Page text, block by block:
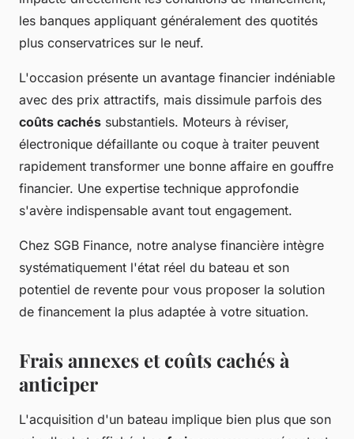
les banques appliquant généralement des quotités
plus conservatrices sur le neuf.
L'occasion présente un avantage financier indéniable
avec des prix attractifs, mais dissimule parfois des
coûts cachés substantiels. Moteurs à réviser,
électronique défaillante ou coque à traiter peuvent
rapidement transformer une bonne affaire en gouffre
financier. Une expertise technique approfondie
s'avère indispensable avant tout engagement.
Chez SGB Finance, notre analyse financière intègre
systématiquement l'état réel du bateau et son
potentiel de revente pour vous proposer la solution
de financement la plus adaptée à votre situation.
Frais annexes et coûts cachés à
anticiper
L'acquisition d'un bateau implique bien plus que son